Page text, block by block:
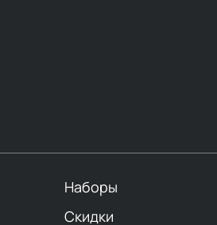
Наборы
Скидки